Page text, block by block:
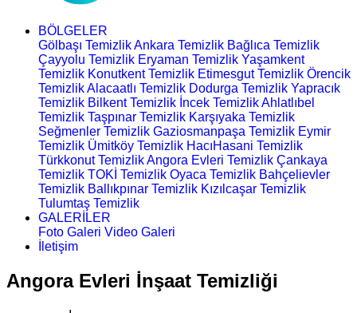
BÖLGELER
Gölbaşı TemizlikAnkara Temizlik Bağlıca Temizlik
Çayyolu Temizlik Eryaman Temizlik Yaşamkent
Temizlik Konutkent Temizlik Etimesgut Temizlik Örencik
TemizlikAlacaatlı Temizlik Dodurga Temizlik Yapracık
Temizlik Bilkent Temizlik İncek TemizlikAhlatlıbel
Temizlik Taşpınar Temizlik Karşıyaka Temizlik
Seğmenler Temizlik Gaziosmanpaşa Temizlik Eymir
Temizlik Ümitköy Temizlik HacıHasani Temizlik
Türkkonut TemizlikAngora Evleri Temizlik Çankaya
Temizlik TOKİ Temizlik Oyaca Temizlik Bahçelievler
Temizlik Ballıkpınar Temizlik Kızılcaşar Temizlik
Tulumtaş Temizlik
GALERİLER
Foto Galeri Video Galeri
İletişim
Angora Evleri İnşaat Temizliği